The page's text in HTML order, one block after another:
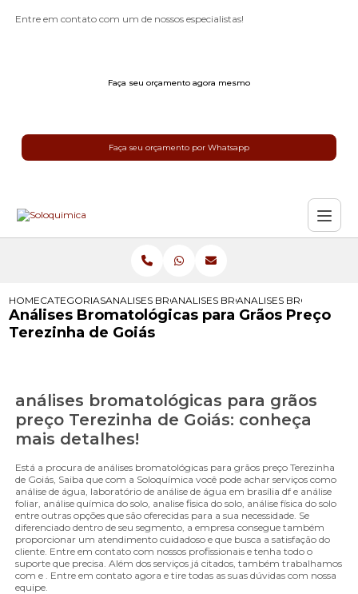
Entre em contato com um de nossos especialistas!
Faça seu orçamento agora mesmo
Faça seu orçamento por Whatsapp
HOMECATEGORIASANALISES BROMATOLOGICAS
ANALISES BROMATOLOGICAS PARA
ANALISES
Análises Bromatológicas para Grãos Preço
Terezinha de Goiás
análises bromatológicas para grãos
preço Terezinha de Goiás: conheça
mais detalhes!
Está a procura de análises bromatológicas para grãos preço Terezinha
de Goiás, Saiba que com a Soloquímica você pode achar serviços como
análise de água, laboratório de análise de água em brasília df e análise
foliar, análise química do solo, analise fisica do solo, análise física do solo
entre outras opções que são oferecidas para a sua necessidade. Se
diferenciado dentro de seu segmento, a empresa consegue também
proporcionar um atendimento cuidadoso e que busca a satisfação do
cliente. Entre em contato com nossos profissionais e tenha todo o
suporte que precisa. Além dos serviços já citados, também trabalhamos
com e . Entre em contato agora e tire todas as suas dúvidas com nossa
equipe.